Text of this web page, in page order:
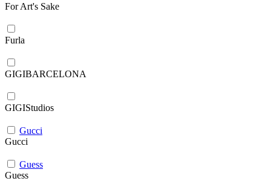
For Art's Sake
Furla
GIGIBARCELONA
GIGIStudios
Gucci
Gucci
Guess
Guess